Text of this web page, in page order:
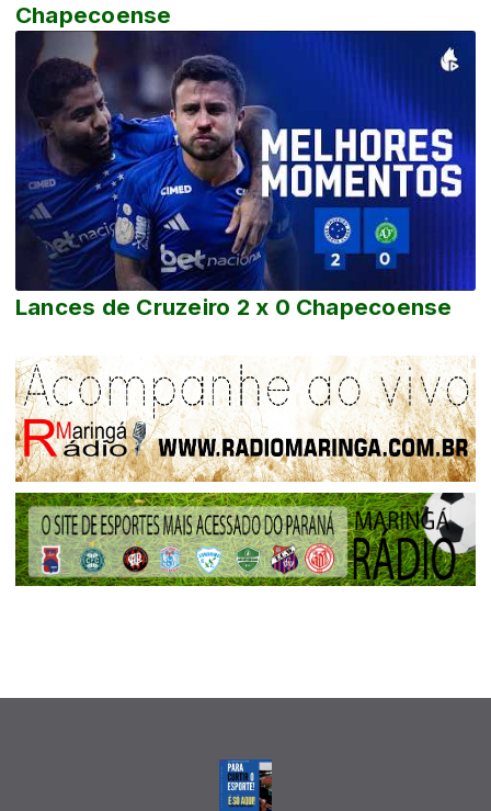
Chapecoense
Lances de Cruzeiro 2 x 0 Chapecoense